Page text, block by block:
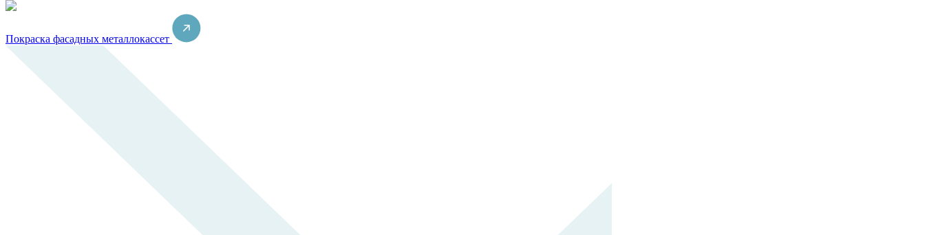
Покраска фасадных металлокассет